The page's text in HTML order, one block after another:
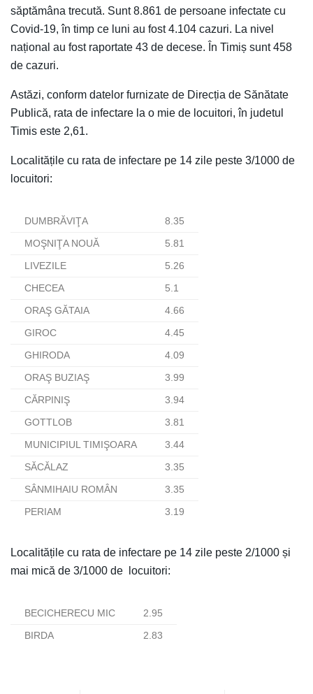
săptămâna trecută. Sunt 8.861 de persoane infectate cu
Covid-19, în timp ce luni au fost 4.104 cazuri. La nivel
național au fost raportate 43 de decese. În Timiș sunt 458
de cazuri.
Astăzi, conform datelor furnizate de Direcția de Sănătate
Publică, rata de infectare la o mie de locuitori, în judetul
Timis este 2,61.
Localitățile cu rata de infectare pe 14 zile peste 3/1000 de
locuitori:
DUMBRĂVIŢA 8.35
MOŞNIŢA NOUĂ 5.81
LIVEZILE 5.26
CHECEA 5.1
ORAŞ GĂTAIA 4.66
GIROC 4.45
GHIRODA 4.09
ORAŞ BUZIAŞ 3.99
CĂRPINIŞ 3.94
GOTTLOB 3.81
MUNICIPIUL TIMIŞOARA 3.44
SĂCĂLAZ 3.35
SÂNMIHAIU ROMÂN 3.35
PERIAM 3.19
Localitățile cu rata de infectare pe 14 zile peste 2/1000 și
mai mică de 3/1000 de locuitori:
BECICHERECU MIC 2.95
BIRDA 2.83